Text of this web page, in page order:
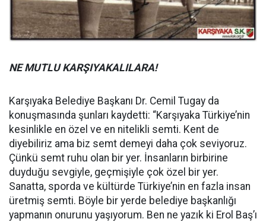
NE MUTLU KARŞIYAKALILARA!
Karşıyaka Belediye Başkanı Dr. Cemil Tugay da
konuşmasında şunları kaydetti: “Karşıyaka Türkiye’nin
kesinlikle en özel ve en nitelikli semti. Kent de
diyebiliriz ama biz semt demeyi daha çok seviyoruz.
Çünkü semt ruhu olan bir yer. İnsanların birbirine
duyduğu sevgiyle, geçmişiyle çok özel bir yer.
Sanatta, sporda ve kültürde Türkiye’nin en fazla insan
üretmiş semti. Böyle bir yerde belediye başkanlığı
yapmanın onurunu yaşıyorum. Ben ne yazık ki Erol Baş’ı